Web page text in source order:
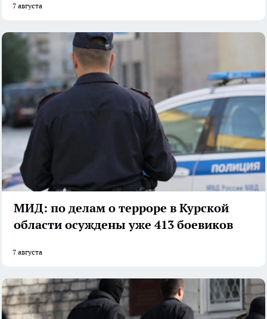
7 августа
МИД: по делам о терроре в Курской
области осуждены уже 413 боевиков
7 августа